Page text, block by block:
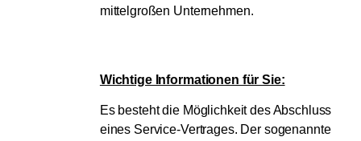
mittelgroßen Unternehmen.
Wichtige Informationen für Sie:
Es besteht die Möglichkeit des Abschluss
eines Service-Vertrages. Der sogenannte